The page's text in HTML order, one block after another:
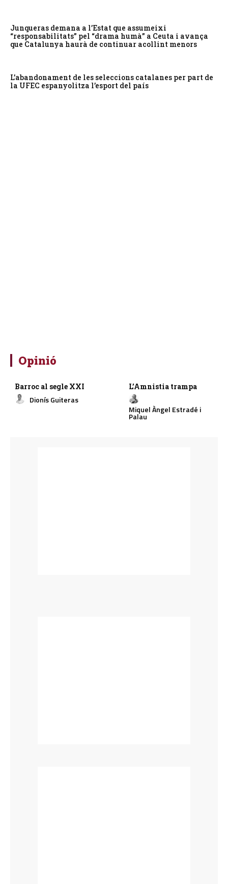
Junqueras demana a l’Estat que assumeixi
“responsabilitats” pel “drama humà” a Ceuta i avança
que Catalunya haurà de continuar acollint menors
L’abandonament de les seleccions catalanes per part de
la UFEC espanyolitza l’esport del país
Opinió
Barroc al segle XXI
Dionís Guiteras
L’Amnistia trampa
Miquel Àngel Estradé i
Palau